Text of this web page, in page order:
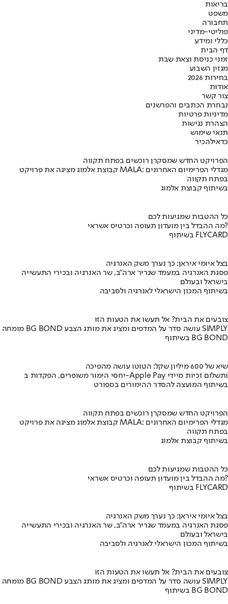
בריאות
משפט
תחבורה
פוליטי-מדיני
כללי ומידע
דף הבית
זמני כניסת וצאת שבת
מגזין השבוע
בחירות 2026
אודות
צור קשר
נבחרת הכתבים והפרשנים
מדיניות פרטיות
הצהרת נגישות
תנאי שימוש
כדאילהכיר
הפרויקט החדש שמסקרן רוכשים בפתח תקווה
קבוצת אלמוג מציגה את פרויקט MALA: מגדלי הפרימיום האחרונים
בפתח תקווה
בשיתוף קבוצת אלמוג
כל ההטבות שמגיעות לכם
מה ההבדל בין מועדון תעופה וכרטיס אשראי?
בשיתוף FLYCARD
בצל איומי איראן: כך נערך משק האנרגיה
פסגת האנרגיה במעמד שגריר ארה"ב, שר האנרגיה ובכירי התעשייה
בישראל ובעולם
בשיתוף המכון הישראלי לאנרגיה ולסביבה
צובעים את הבית? אל תעשו את הטעות הזו
מומחה BG BOND עושה סדר על המדפים ומציג את מותג הצבע SIMPLY
בשיתוף BG BOND
שיא של 600 מיליון שקל: הטוטו עושה מהפיכה
יחסי הימור משופרים, הפקדות ב-Apple Pay ותשלום זכיות מיידי
בשיתוף המועצה להסדר ההימורים בספורט
הפרויקט החדש שמסקרן רוכשים בפתח תקווה
קבוצת אלמוג מציגה את פרויקט MALA: מגדלי הפרימיום האחרונים
בפתח תקווה
בשיתוף קבוצת אלמוג
כל ההטבות שמגיעות לכם
מה ההבדל בין מועדון תעופה וכרטיס אשראי?
בשיתוף FLYCARD
בצל איומי איראן: כך נערך משק האנרגיה
פסגת האנרגיה במעמד שגריר ארה"ב, שר האנרגיה ובכירי התעשייה
בישראל ובעולם
בשיתוף המכון הישראלי לאנרגיה ולסביבה
צובעים את הבית? אל תעשו את הטעות הזו
מומחה BG BOND עושה סדר על המדפים ומציג את מותג הצבע SIMPLY
בשיתוף BG BOND